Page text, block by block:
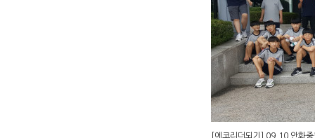
[에코리더되기] 09.10 안화중